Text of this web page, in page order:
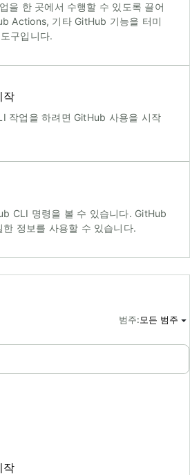
을 한 곳에서 수행할 수 있도록 끌어
Actions, 기타 GitHub 기능을 터미
구입니다.
작
작업을 하려면 GitHub 사용을 시작
CLI 명령을 볼 수 있습니다. GitHub
정보를 사용할 수 있습니다.
범주:모든 범주
작